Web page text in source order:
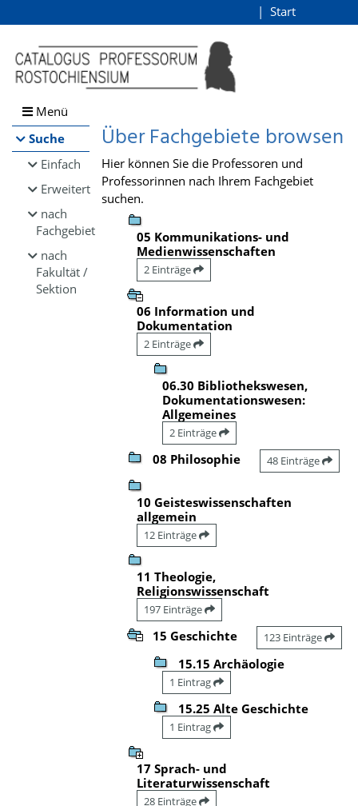
Browsen
direkt zum Inhalt
Start
Menü
Suche
Einfach
Erweitert
nach
Fachgebiet
nach
Fakultät /
Sektion
Über Fachgebiete browsen
Hier können Sie die Professoren und
Professorinnen nach Ihrem Fachgebiet
suchen.
05 Kommunikations- und
Medienwissenschaften
2 Einträge
06 Information und
Dokumentation
2 Einträge
06.30 Bibliothekswesen,
Dokumentationswesen:
Allgemeines
2 Einträge
08 Philosophie 48 Einträge
10 Geisteswissenschaften
allgemein
12 Einträge
11 Theologie,
Religionswissenschaft
197 Einträge
15 Geschichte 123 Einträge
15.15 Archäologie
1 Eintrag
15.25 Alte Geschichte
1 Eintrag
17 Sprach- und
Literaturwissenschaft
28 Einträge